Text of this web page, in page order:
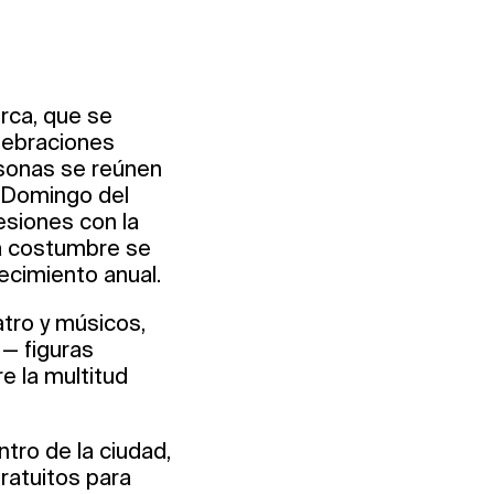
que se
se reúnen
del
con la
costumbre se
anual.
y músicos,
figuras
la multitud
de la ciudad,
para